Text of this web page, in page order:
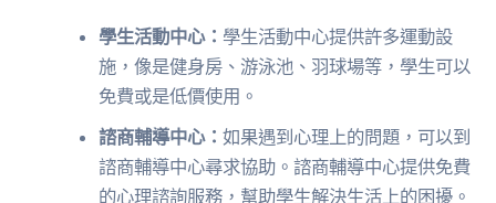
學生活動中心： 學生活動中心提供許多運動設
施，像是健身房、游泳池、羽球場等，學生可以
免費或是低價使用。
諮商輔導中心：如果遇到心理上的問題，可以到
諮商輔導中心尋求協助。諮商輔導中心提供免費
的心理諮詢服務，幫助學生解決生活上的困擾。